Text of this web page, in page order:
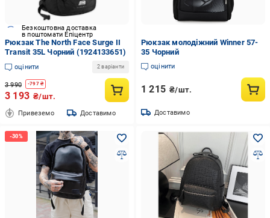
Безкоштовна доставка
в поштомати Епіцентр
Рюкзак The North Face Surge II
Transit 35L Чорний (1924133651)
оцінити 2 варіанти
3 990 -797₴
3 193 ₴/шт.
Привеземо Доставимо
Рюкзак молодіжний Winner 57-
35 Чорний
оцінити
1 215 ₴/шт.
Доставимо